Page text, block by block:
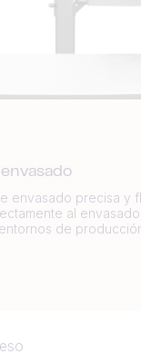
envasado precisa y
al
de